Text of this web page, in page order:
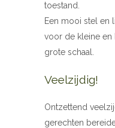
toestand.
Een mooi stel en
voor de kleine en
grote schaal.
Veelzijdig!
Ontzettend
gerechten